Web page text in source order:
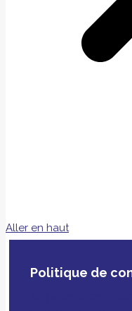
Aller en haut
Politique de